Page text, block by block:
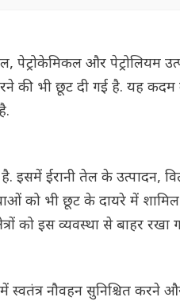
और पेट्रोलियम
की भी छूट दी गई है. यह
इसमें ईरानी तेल के उत्पादन,
को भी छूट के दायरे में शामिल
को इस व्यवस्था से बाहर रखा
नौवहन सुनिश्चित करने और